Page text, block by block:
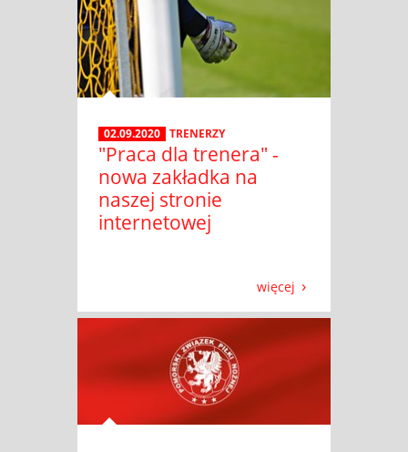
02.09.2020 TRENERZY
"Praca dla trenera" -
nowa zakładka na
naszej stronie
internetowej
więcej